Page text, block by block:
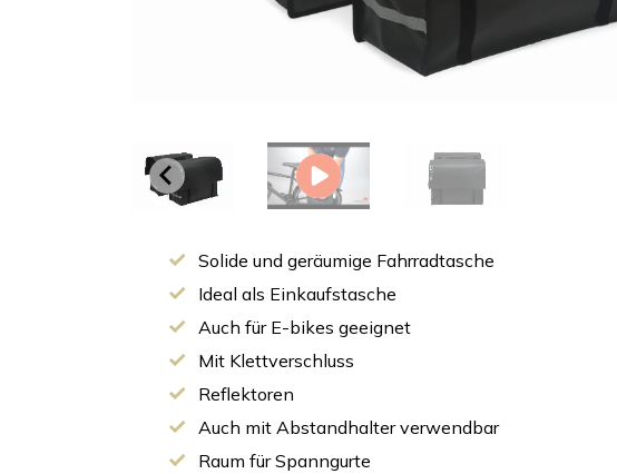
Solide und geräumige Fahrradtasche
Ideal als Einkaufstasche
Auch für E-bikes geeignet
Mit Klettverschluss
Reflektoren
Auch mit Abstandhalter verwendbar
Raum für Spanngurte